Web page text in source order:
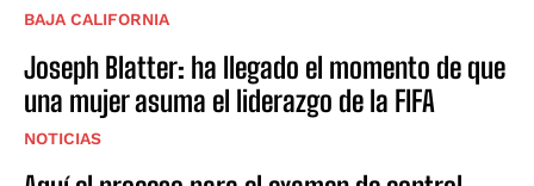
BAJA CALIFORNIA
Joseph Blatter: ha llegado el momento de que
una mujer asuma el liderazgo de la FIFA
NOTICIAS